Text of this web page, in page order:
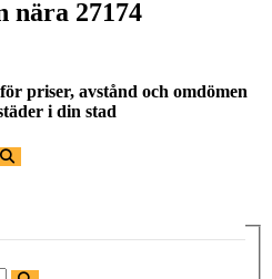
nära 27174
priser, avstånd och omdömen
i din stad